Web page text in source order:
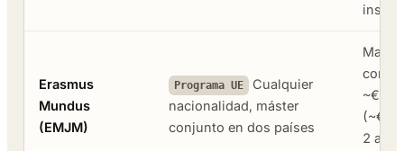
Erasmus
Mundus
(EMJM)
Programa UE
Cualquier
nacionalidad, máster
conjunto en dos países
2